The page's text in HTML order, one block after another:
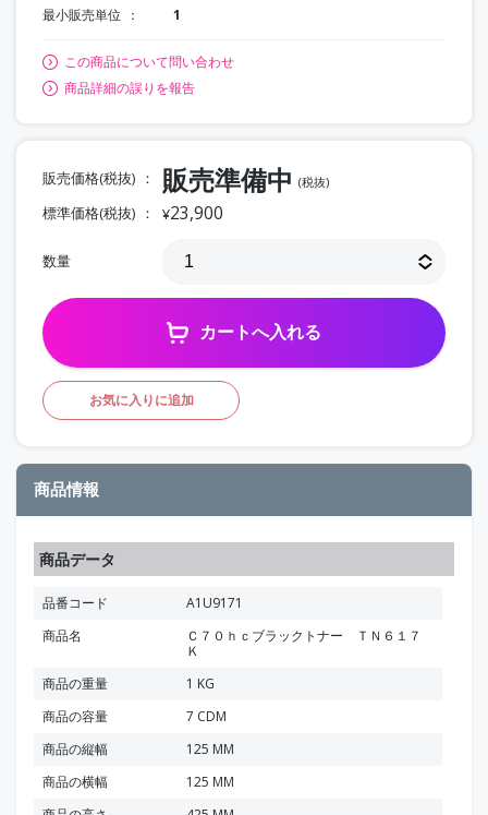
最小販売単位 1
この商品について問い合わせ
商品詳細の誤りを報告
販売価格(税抜) 販売準備中 (税抜)
標準価格(税抜) ¥23,900
数量
カートへ入れる
お気に入りに追加
商品情報
商品データ
品番コード
A1U9171
商品名
Ｃ７０ｈｃブラックトナー ＴＮ６１７
Ｋ
商品の重量
1 KG
商品の容量
7 CDM
商品の縦幅
125 MM
商品の横幅
125 MM